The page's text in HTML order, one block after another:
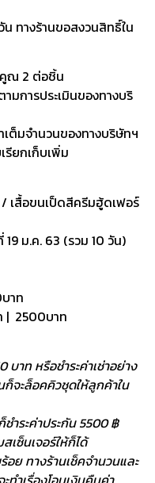
ทางร้านขอสงวนสิทธิ์ใน
คูณ 2 ต่อชิ้น
การประเมินของทางบริ
ต็มจำนวนของทางบริษัทฯ
รียกเก็บเพิ่ม
/ เสื้อขนเป็ดสีครีมฮู้ดเฟอร์
ม.ค. 63 (รวม 10 วัน)
าท
| 2500บาท
บาท หรือชำระค่าเช่าอย่าง
จะล็อคคิวชุดให้ลูกค้าใน
ชำระค่าประกัน 5500 ฿
เซ็นเจอร์ให้ก็ได้
ย ทางร้านเช็คจำนวนและ